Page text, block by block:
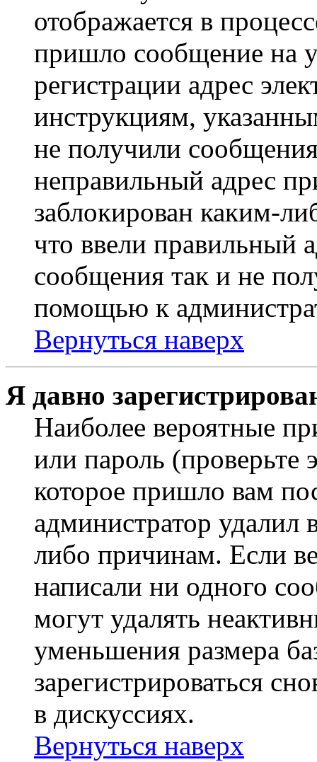
отображается в
пришло сообщение на
регистрации адрес
инструкциям,
не получили
неправильный адрес
заблокирован каким-
что ввели правильный
сообщения так и не
помощью к
Вернуться наверх
Я давно
Наиболее вероятные
или пароль (проверьте
которое пришло вам
администратор
либо причинам. Если
написали ни одного
могут удалять
уменьшения размера
зарегистрироваться
в дискуссиях.
Вернуться наверх